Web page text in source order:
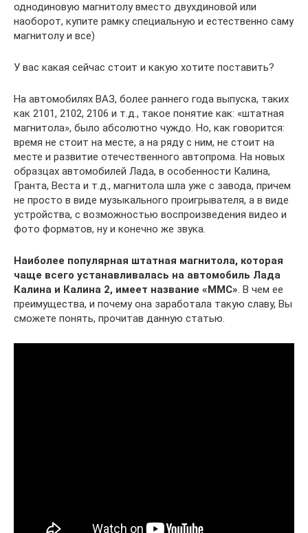
однодиновую магнитолу вместо двухдиновой или
наоборот, купите рамку специальную и естественно саму
магнитолу и все)
У вас какая сейчас стоит и какую хотите поставить?
На автомобилях ВАЗ, более раннего года выпуска, таких
как 2101, 2102, 2106 и т.д., такое понятие как: «штатная
магнитола», было абсолютно чуждо. Но, как говорится:
время не стоит на месте, а на ряду с ним, не стоит на
месте и развитие отечественного автопрома. На новых
образцах автомобилей Лада, в особенности Калина,
Гранта, Веста и т.д., магнитола шла уже с завода, причем
не просто в виде музыкального проигрывателя, а в виде
устройства, с возможностью воспроизведения видео и
фото форматов, ну и конечно же звука.
Наиболее популярная штатная магнитола, которая
чаще всего устанавливалась на автомобиль Лада
Калина и Калина 2, имеет название «ММС». В чем ее
преимущества, и почему она заработала такую славу, Вы
сможете понять, прочитав данную статью.